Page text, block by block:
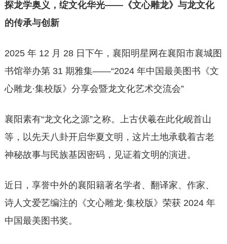
探龙学奥义，绽文化华光——《文心雕龙》与龙文化
的传承与创新
2025 年 12 月 28 日下午，襄阳明星网在襄阳市襄城图
书馆举办第 31 期雅集——“2024 年中国最美图书《文
心雕龙·集校版》分享会暨龙文化艺术交流会”
襄阳素有“龙文化之源”之称。上古伏羲在此化岘首山
等，以先天八卦开启华夏文明，这片土地承载着古老
神秘故事与民族基因密码，见证着文明的演进。
近日，享誉中外的襄阳籍著名学者、翻译家、作家、
诗人文爱艺编注的《文心雕龙·集校版》荣获 2024 年
中国最美图书奖。